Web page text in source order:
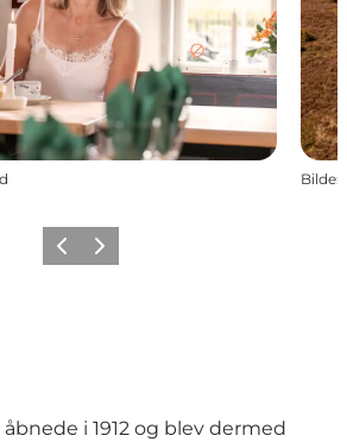
Bilde:
ForrigeNeste
i 1912 og blev dermed